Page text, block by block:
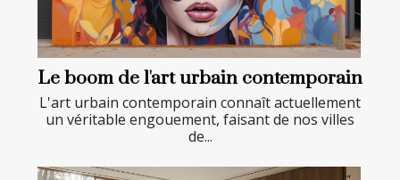
Le boom de l'art urbain contemporain
L'art urbain contemporain connaît actuellement
un véritable engouement, faisant de nos villes
de...